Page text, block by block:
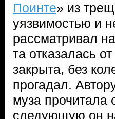
Поинте» из
уязвимостью и
рассматривал
та отказалась
закрыта, без
прогадал.
муза прочитала
следующую он